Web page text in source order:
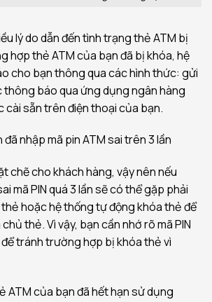
lý do dẫn đến tình trạng thẻ ATM bị
hợp thẻ ATM của bạn đã bị khóa, hệ
cho bạn thông qua các hình thức: gửi
thông báo qua ứng dụng ngân hàng
cài sẵn trên điện thoại của bạn.
đã nhập mã pin ATM sai trên 3 lần
chẽ cho khách hàng, vậy nên nếu
mã PIN quá 3 lần sẽ có thể gặp phải
hoặc hệ thống tự động khóa thẻ để
thẻ. Vì vậy, bạn cần nhớ rõ mã PIN
tránh trường hợp bị khóa thẻ vì
ATM của bạn đã hết hạn sử dụng